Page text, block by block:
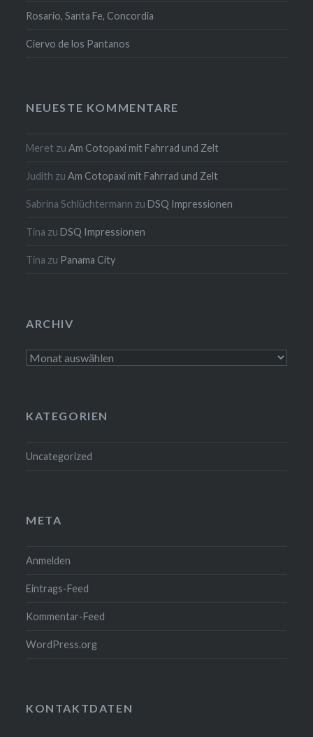
Rosario, Santa Fe, Concordia
Ciervo de los Pantanos
NEUESTE KOMMENTARE
Meret zuAm Cotopaxi mit Fahrrad und Zelt
Judith zuAm Cotopaxi mit Fahrrad und Zelt
Sabrina Schlüchtermann zuDSQ Impressionen
Tina zuDSQ Impressionen
Tina zu Panama City
ARCHIV
Archiv
KATEGORIEN
Uncategorized
META
Anmelden
Eintrags-Feed
Kommentar-Feed
WordPress.org
KONTAKTDATEN